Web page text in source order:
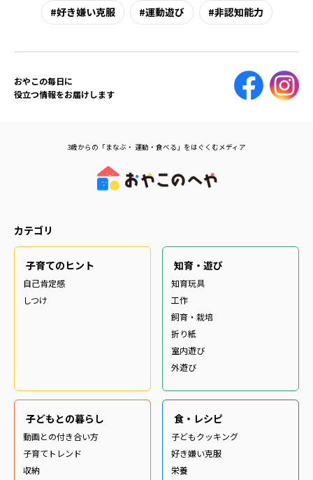
好き嫌い克服 運動遊び 非認知能力
おやこの毎日に
役立つ情報をお届けします
3歳からの「まなぶ・ 運動・食べる」をはぐくむメディア
カテゴリ
子育てのヒント
自己肯定感
しつけ
知育・遊び
知育玩具
工作
飼育・栽培
折り紙
室内遊び
外遊び
子どもとの暮らし
動画との付き合い方
子育てトレンド
収納
食・レシピ
子どもクッキング
好き嫌い克服
栄養